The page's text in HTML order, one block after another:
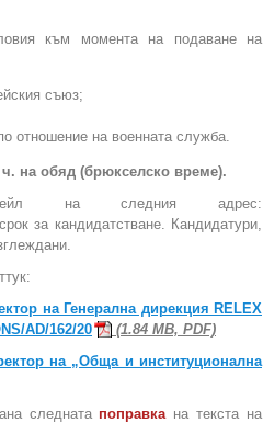
към момента на подаване на
съюз;
отношение на военната служба.
ч. на обяд (брюкселско време).
на следния адрес:
за кандидатстване. Кандидатури,
на Генерална дирекция RELEX
AD/162/20
(1.84 MB, PDF)
на „Обща и институционална
следната поправка на текста на